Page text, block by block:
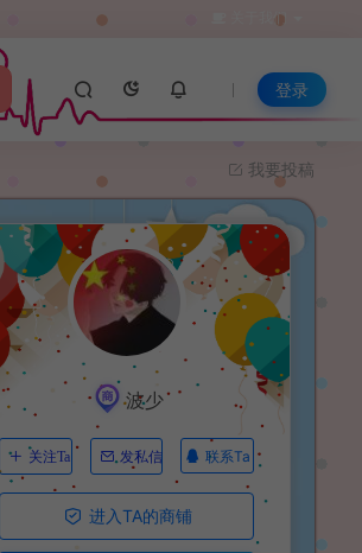
关于我们
登录
我要投稿
波少
关注Ta 发私信 联系Ta
进入TA的商铺